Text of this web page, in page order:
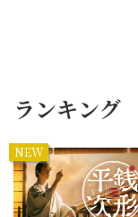
ランキング
NEW